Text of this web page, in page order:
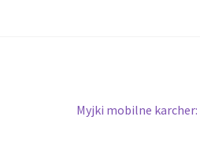
Następny
Myjki mobilne